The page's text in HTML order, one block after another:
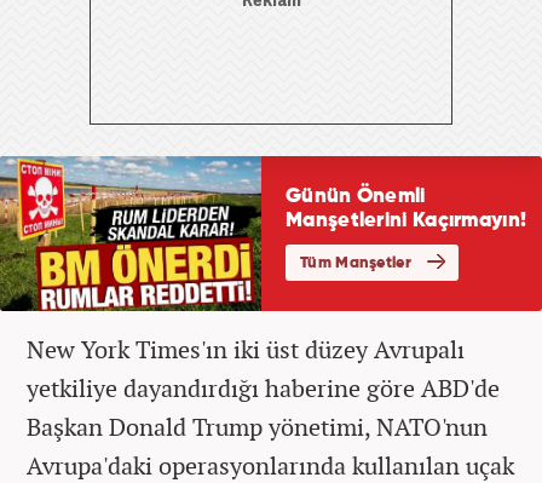
New York Times'ın iki üst düzey Avrupalı
yetkiliye dayandırdığı haberine göre ABD'de
Başkan Donald Trump yönetimi, NATO'nun
Avrupa'daki operasyonlarında kullanılan uçak